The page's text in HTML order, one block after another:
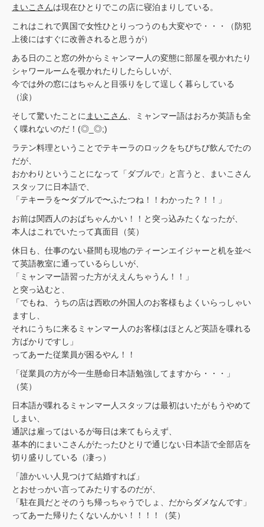
まいこさんは現在ひとりでこの店に寝泊まりしている。
これはこれで異国で女性ひとりっつうのも大変やで・・・（防犯
上後にはすぐに改善されると思うが）
ある日のこと窓の外からミャンマー人の変態に部屋を覗かれたり
シャワールームを覗かれたりしたらしいが、
今では外の窓にはちゃんと目張りをして逞しく暮らしている
（涙）
そして驚いたことに まいこさん 、ミャンマー語はおろか英語も全
く喋れないのだ！(◎_◎;)
ラテン料理ということでテキーラのロックをちびちび飲んでたの
だが、
おかわりということになって「ダブルで」と言うと、まいこさん
スタッフに日本語で、
「テキーラを〜ダブルで〜ふたつね！！わかった？！！」
お前は関西人のおばちゃんかい！！と突っ込みたくなったが、
本人はこれでいたって真面目（笑）
休日も、仕事のない昼間も現地のティーンエイジャーと机を並べ
て英語教室に通っているらしいが、
「ミャンマー語習った方がええんちゃうん！！」
と突っ込むと、
「でもね、うちの店は西欧の外国人のお客様もよくいらっしゃい
ますし、
それにうちに来るミャンマー人のお客様はほとんど英語を喋れる
方ばかりですし」
ってあーた従業員が困るやん！！
「従業員の方が今一生懸命日本語勉強してますから・・・」
（笑）
日本語が喋れるミャンマー人スタッフは最初はいたがもうやめて
しまい、
通訳は雇ってはいるが毎日は来てもらえず、
基本的にまいこさんがたったひとりで通じない日本語で全部店を
切り盛りしている（凄っ）
「誰かいい人見つけて結婚すれば」
とおせっかい言ってみたりするのだが、
「駐在員だとそのうち帰っちゃうでしょ、だからダメなんです」
ってあーた帰りたくないんかい！！！！（笑）